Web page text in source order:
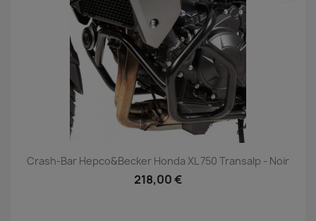
Crash-Bar Hepco&Becker Honda XL 750 Transalp - Noir
218,00 €